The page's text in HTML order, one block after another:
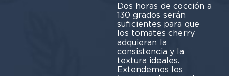
Dos horas de cocción a
130 grados serán
suficientes para que
los tomates cherry
adquieran la
consistencia y la
textura ideales.
Extendemos los